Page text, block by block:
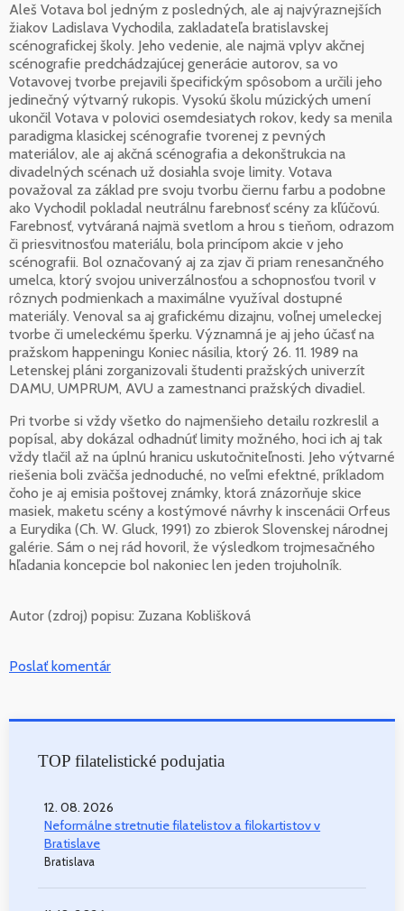
Aleš Votava bol jedným z posledných, ale aj najvýraznejších
žiakov Ladislava Vychodila, zakladateľa bratislavskej
scénografickej školy. Jeho vedenie, ale najmä vplyv akčnej
scénografie predchádzajúcej generácie autorov, sa vo
Votavovej tvorbe prejavili špecifickým spôsobom a určili jeho
jedinečný výtvarný rukopis. Vysokú školu múzických umení
ukončil Votava v polovici osemdesiatych rokov, kedy sa menila
paradigma klasickej scénografie tvorenej z pevných
materiálov, ale aj akčná scénografia a dekonštrukcia na
divadelných scénach už dosiahla svoje limity. Votava
považoval za základ pre svoju tvorbu čiernu farbu a podobne
ako Vychodil pokladal neutrálnu farebnosť scény za kľúčovú.
Farebnosť, vytváraná najmä svetlom a hrou s tieňom, odrazom
či priesvitnosťou materiálu, bola princípom akcie v jeho
scénografii. Bol označovaný aj za zjav či priam renesančného
umelca, ktorý svojou univerzálnosťou a schopnosťou tvoril v
rôznych podmienkach a maximálne využíval dostupné
materiály. Venoval sa aj grafickému dizajnu, voľnej umeleckej
tvorbe či umeleckému šperku. Významná je aj jeho účasť na
pražskom happeningu Koniec násilia, ktorý 26. 11. 1989 na
Letenskej pláni zorganizovali študenti pražských univerzít
DAMU, UMPRUM, AVU a zamestnanci pražských divadiel.
Pri tvorbe si vždy všetko do najmenšieho detailu rozkreslil a
popísal, aby dokázal odhadnúť limity možného, hoci ich aj tak
vždy tlačil až na úplnú hranicu uskutočniteľnosti. Jeho výtvarné
riešenia boli zväčša jednoduché, no veľmi efektné, príkladom
čoho je aj emisia poštovej známky, ktorá znázorňuje skice
masiek, maketu scény a kostýmové návrhy k inscenácii Orfeus
a Eurydika (Ch. W. Gluck, 1991) zo zbierok Slovenskej národnej
galérie. Sám o nej rád hovoril, že výsledkom trojmesačného
hľadania koncepcie bol nakoniec len jeden trojuholník.
Autor (zdroj) popisu: Zuzana Koblišková
Poslať komentár
TOP filatelistické podujatia
12. 08. 2026
Neformálne stretnutie filatelistov a filokartistov v
Bratislave
Bratislava